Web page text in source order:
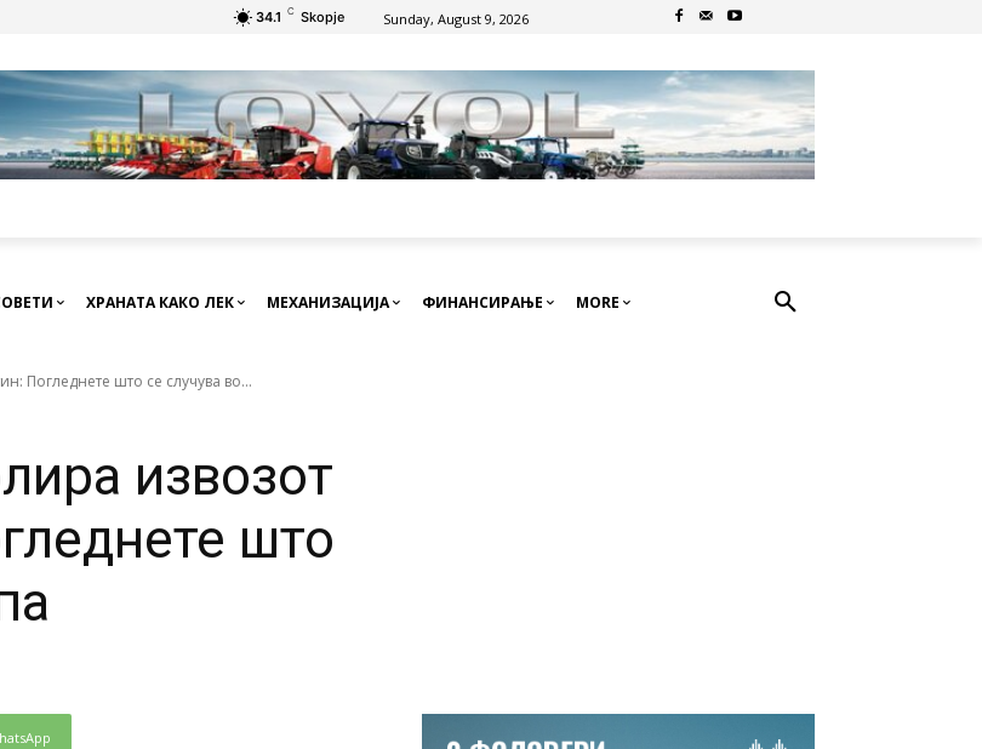
34.1 C Skopje Sunday, August 9, 2026
ХРАНАТА КАКО ЛЕК МЕХАНИЗАЦИЈА ФИНАНСИРАЊЕ MORE
Погледнете што се случува во...
извозот
што